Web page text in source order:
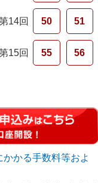
14回 50 51
15回 55 56
かる手数料等およ